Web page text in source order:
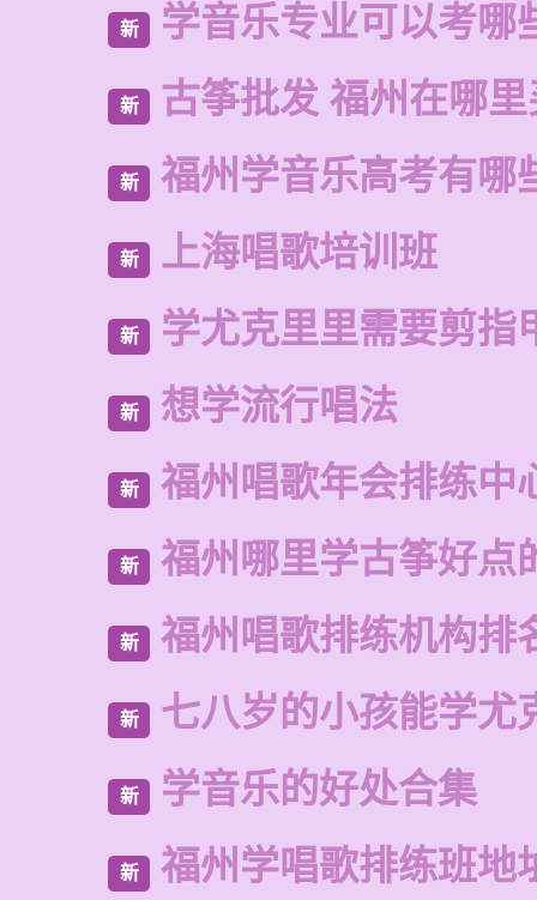
新 学音乐专业可以考哪
新 古筝批发 福州在哪
新 福州学音乐高考有哪
新 上海唱歌培训班
新 学尤克里里需要剪指
新 想学流行唱法
新 福州唱歌年会排练中
新 福州哪里学古筝好点
新 福州唱歌排练机构排
新 七八岁的小孩能学尤
新 学音乐的好处合集
新 福州学唱歌排练班地